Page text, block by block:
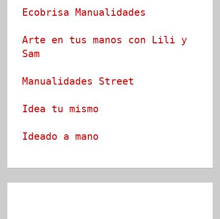
Ecobrisa Manualidades
Arte en tus manos con Lili y
Sam
Manualidades Street
Idea tu mismo
Ideado a mano